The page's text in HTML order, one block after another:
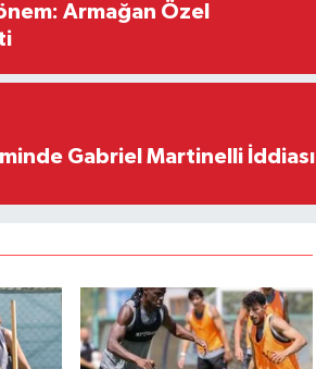
Armağan Özel
Gabriel Martinelli İddiası